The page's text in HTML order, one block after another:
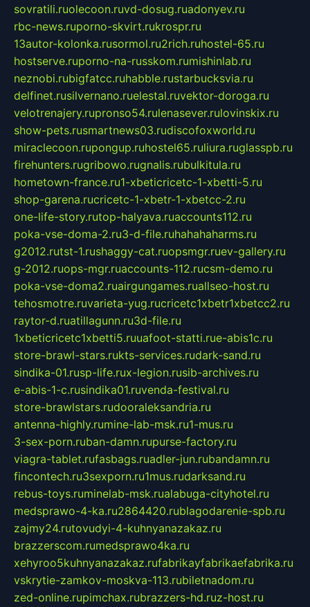
sovratili.ruolecoon.ruvd-dosug.ruadonyev.ru
rbc-news.ruporno-skvirt.rukrospr.ru
13autor-kolonka.rusormol.ru2rich.ruhostel-65.ru
hostserve.ruporno-na-russkom.rumishinlab.ru
neznobi.rubigfatcc.ruhabble.rustarbucksvia.ru
delfinet.rusilvernano.ruelestal.ruvektor-doroga.ru
velotrenajery.rupronso54.rulenasever.rulovinskix.ru
show-pets.rusmartnews03.rudiscofoxworld.ru
miraclecoon.rupongup.ruhostel65.ruliura.ruglasspb.ru
firehunters.rugribowo.rugnalis.rubulkitula.ru
hometown-france.ru1-xbeticricetc-1-xbetti-5.ru
shop-garena.rucricetc-1-xbetr-1-xbetcc-2.ru
one-life-story.rutop-halyava.ruaccounts112.ru
poka-vse-doma-2.ru3-d-file.ruhahahaharms.ru
g2012.rutst-1.rushaggy-cat.ruopsmgr.ruev-gallery.ru
g-2012.ruops-mgr.ruaccounts-112.rucsm-demo.ru
poka-vse-doma2.ruairgungames.ruallseo-host.ru
tehosmotre.ruvarieta-yug.rucricetc1xbetr1xbetcc2.ru
raytor-d.ruatillagunn.ru3d-file.ru
1xbeticricetc1xbetti5.ruuafoot-statti.rue-abis1c.ru
store-brawl-stars.rukts-services.rudark-sand.ru
sindika-01.rusp-life.rux-legion.rusib-archives.ru
e-abis-1-c.rusindika01.ruvenda-festival.ru
store-brawlstars.rudooraleksandria.ru
antenna-highly.rumine-lab-msk.ru1-mus.ru
3-sex-porn.ruban-damn.rupurse-factory.ru
viagra-tablet.rufasbags.ruadler-jun.rubandamn.ru
fincontech.ru3sexporn.ru1mus.rudarksand.ru
rebus-toys.ruminelab-msk.rualabuga-cityhotel.ru
medsprawo-4-ka.ru2864420.rublagodarenie-spb.ru
zajmy24.rutovudyi-4-kuhnyanazakaz.ru
brazzerscom.rumedsprawo4ka.ru
xehyroo5kuhnyanazakaz.rufabrikayfabrikaefabrika.ru
vskrytie-zamkov-moskva-113.rubiletnadom.ru
zed-online.rupimchax.rubrazzers-hd.ruz-host.ru